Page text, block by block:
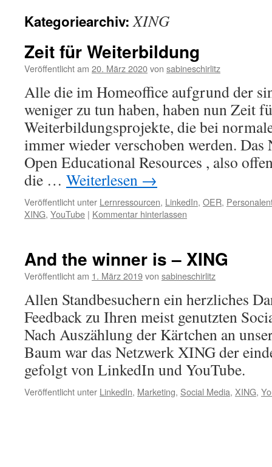
Kategoriearchiv:XING
Zeit für Weiterbildung
Veröffentlicht am 20. März 2020von sabineschirlitz
Alle die im Homeoffice aufgrund der
weniger zu tun haben, haben nun Zeit
Weiterbildungsprojekte, die bei
immer wieder verschoben werden. Das
Open Educational Resources , also
die … Weiterlesen →
Veröffentlicht unter Lernressourcen, LinkedIn, OER,
XING, YouTube | Kommentar hinterlassen
And the winner is – XING
Veröffentlicht am 1. März 2019von sabineschirlitz
Allen Standbesuchern ein herzliches
Feedback zu Ihren meist genutzten
Nach Auszählung der Kärtchen an
Baum war das Netzwerk XING der
gefolgt von LinkedIn und YouTube.
Veröffentlicht unter LinkedIn, Marketing, Social Media, XING,